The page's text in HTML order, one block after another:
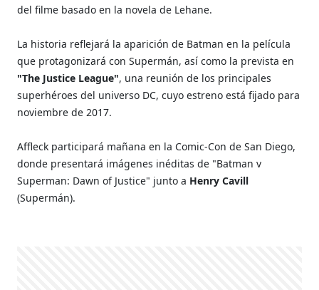
del filme basado en la novela de Lehane.
La historia reflejará la aparición de Batman en la película
que protagonizará con Supermán, así como la prevista en
"The Justice League", una reunión de los principales
superhéroes del universo DC, cuyo estreno está fijado para
noviembre de 2017.
Affleck participará mañana en la Comic-Con de San Diego,
donde presentará imágenes inéditas de "Batman v
Superman: Dawn of Justice" junto a Henry Cavill
(Supermán).